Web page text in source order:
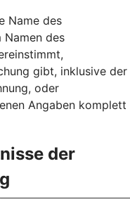
Name des
Namen des
gibt, inklusive der
oder
Angaben komplett
der